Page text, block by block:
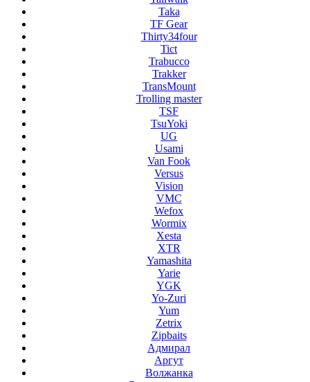
Taka
TF Gear
Thirty34four
Tict
Trabucco
Trakker
TransMount
Trolling master
TSF
TsuYoki
UG
Usami
Van Fook
Versus
Vision
VMC
Wefox
Wormix
Xesta
XTR
Yamashita
Yarie
YGK
Yo-Zuri
Yum
Zetrix
Zipbaits
Адмирал
Аргут
Волжанка